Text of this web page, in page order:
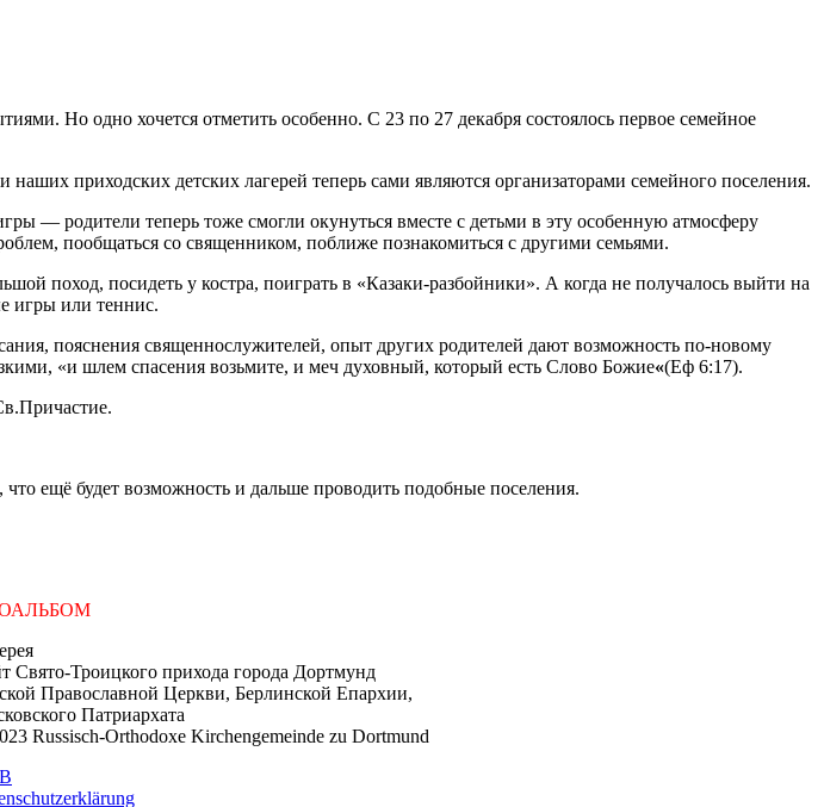
Но одно хочется отметить особенно. С 23 по 27 декабря состоялось первое семейное
приходских детских лагерей теперь сами являются организаторами семейного поселения.
— родители теперь тоже смогли окунуться вместе с детьми в эту особенную атмосферу
пообщаться со священником, поближе познакомиться с другими семьями.
поход, посидеть у костра, поиграть в «Казаки-разбойники». А когда не получалось выйти на
игры или теннис.
пояснения священнослужителей, опыт других родителей дают возможность по-новому
«и шлем спасения возьмите, и меч духовный, который есть Слово Божие«(Еф 6:17).
ещё будет возможность и дальше проводить подобные поселения.
Свято-Троицкого прихода города Дортмунд
Православной Церкви, Берлинской Епархии,
Патриархата
Russisch-Orthodoxe Kirchengemeinde zu Dortmund